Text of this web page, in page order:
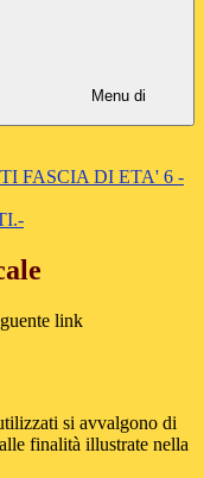
Menu di
FASCIA DI ETA' 6 -
link
si avvalgono di
finalità illustrate nella